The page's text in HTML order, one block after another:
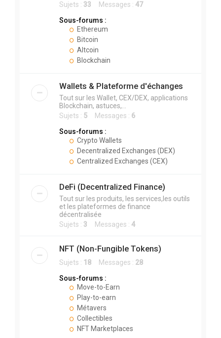
Sujets : 33 Messages : 47
Sous-forums :
Ethereum
Bitcoin
Altcoin
Blockchain
Wallets & Plateforme d'échanges
Tout sur les Wallet, CEX/DEX, applications
Blockchain, astuces,...
Sujets : 5 Messages : 6
Sous-forums :
Crypto Wallets
Decentralized Exchanges (DEX)
Centralized Exchanges (CEX)
DeFi (Decentralized Finance)
Tout sur les produits, les services,les outils
et les plateformes de finance
décentralisée
Sujets : 3 Messages : 4
NFT (Non-Fungible Tokens)
Sujets : 18 Messages : 28
Sous-forums :
Move-to-Earn
Play-to-earn
Métavers
Collectibles
NFT Marketplaces